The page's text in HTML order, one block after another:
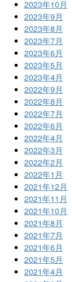
2023年10月
2023年9月
2023年8月
2023年7月
2023年6月
2023年5月
2023年4月
2022年9月
2022年8月
2022年7月
2022年6月
2022年4月
2022年3月
2022年2月
2022年1月
2021年12月
2021年11月
2021年10月
2021年8月
2021年7月
2021年6月
2021年5月
2021年4月